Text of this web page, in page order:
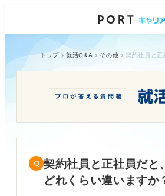
トップ 就活Q&A その他
契約社員と正社員だと
どれくらい違いますか